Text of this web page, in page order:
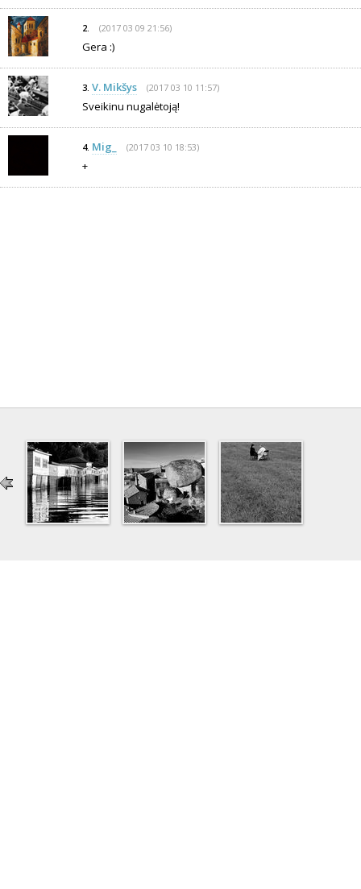
2. (2017 03 09 21:56)
Gera :)
3. V. Mikšys (2017 03 10 11:57)
Sveikinu nugalėtoją!
4. Mig_ (2017 03 10 18:53)
+